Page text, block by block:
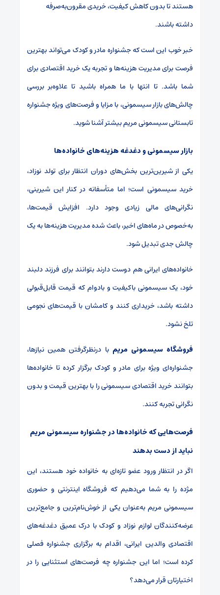
هستند تا بدون کاهش کیفیت، خریدی مقرون‌به‌صرفه
داشته باشند.
خبر خوب این است که جشنواره مادر و کودک می‌تواند بهترین
فرصت برای مدیریت هزینه‌ها و تجربه یک خرید اقتصادی برای
شما باشد. تا انتها با ما همراه باشید تا علاوه‌بر بررسی
چالش‌های بازار سیسمونی، با مزایا و فرصت‌های ویژه جشنواره
تابستانی سیسمونی مریم بیشتر آشنا شوید.
بازار سیسمونی و دغدغه هزینه‌های خانواده‌ها
یکی از شیرین‌ترین بخش‌های دوران انتظار برای تولد نوزاد،
خرید سیسمونی است؛ اما متأسفانه در کنار این شیرینی،
نگرانی‌های مالی زیادی وجود دارد. افزایش قیمت‌ها،
به‌خصوص در ماه‌های اخیر، باعث شده مدیریت هزینه‌ها به یک
چالش جدی تبدیل شود.
خانواده‌های ایرانی هم دوست دارند بتوانند برای فرزند دلبند
خود، یک سیسمونی باکیفیت و بادوام که قیمت قابل‌قبولی
داشته باشد، خریداری کنند و کامشان با قیمت‌های نجومی
تلخ نشود.
فروشگاه سیسمونی مریمبا درنظرگرفتن همین نیازها،
جشنواره‌ای ویژه برای مادر و کودک برگزار کرده تا خانواده‌ها
بتوانند خرید اقتصادی سیسمونی را با بهترین قیمت و بدون
نگرانی تجربه کنند.
فرصت‌هایی که خانواده‌ها در جشنواره‌ سیسمونی مریم
نباید از دست بدهند
اگر در انتظار ورود عضو تازه‌ای به خانواده خود هستند، این
مژده را به شما می‌دهیم که فروشگاه اینترنتی و حضوری
سیسمونی مریم به‌عنوان یکی از خوش‌نام‌ترین و جامع‌ترین
عرضه‌کنندگان لوازم نوزاد و کودک با درک عمیق دغدغه‌های
اقتصادی والدین ایرانی، اقدام به برگزاری جشنواره فصلی
کرده است؛ اما این جشنواره چه فرصت‌های استثنایی را در
اختیارتان قرار می‌دهد؟